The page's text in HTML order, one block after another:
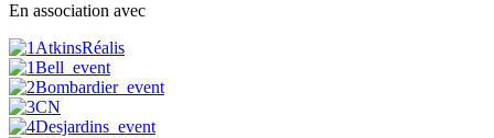
En association avec